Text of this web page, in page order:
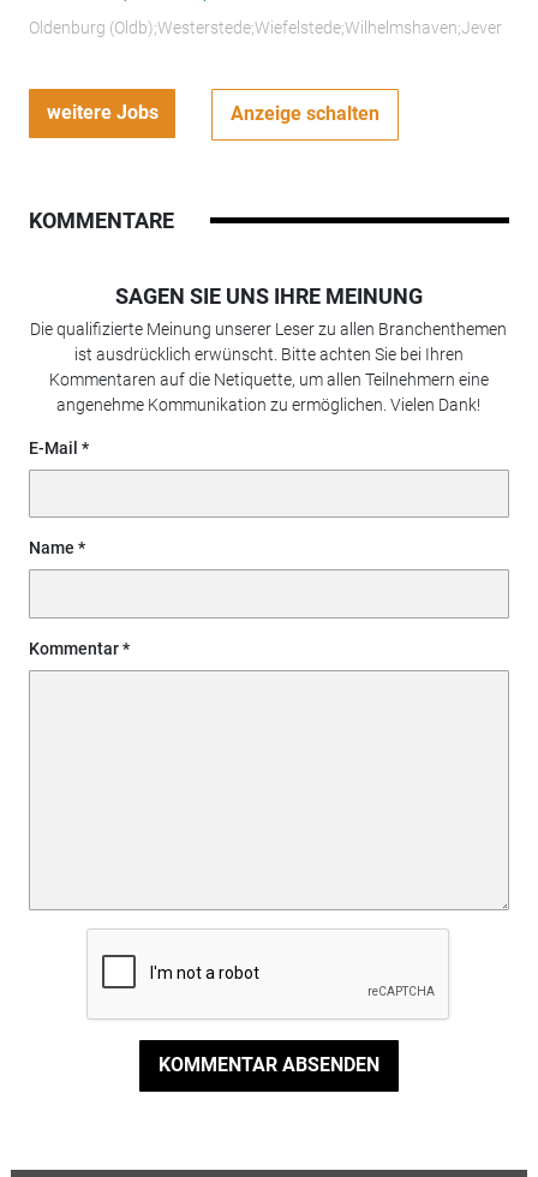
Oldenburg (Oldb);Westerstede;Wiefelstede;Wilhelmshaven;Jever
weitere Jobs Anzeige schalten
KOMMENTARE
SAGEN SIE UNS IHRE MEINUNG
Die qualifizierte Meinung unserer Leser zu allen Branchenthemen
ist ausdrücklich erwünscht. Bitte achten Sie bei Ihren
Kommentaren auf die Netiquette, um allen Teilnehmern eine
angenehme Kommunikation zu ermöglichen. Vielen Dank!
E-Mail
Name
Kommentar
KOMMENTAR ABSENDEN